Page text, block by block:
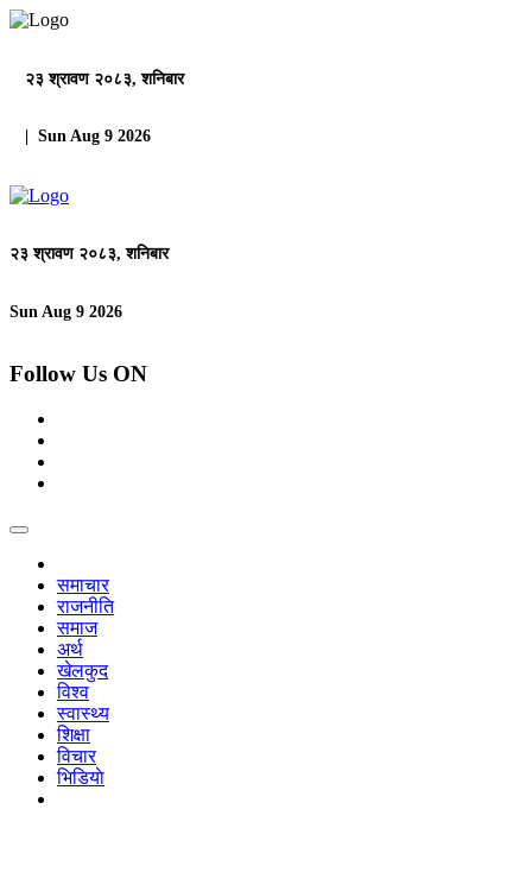
२३ श्रावण २०८३, शनिबार
| Sun Aug 9 2026
२३ श्रावण २०८३, शनिबार
Sun Aug 9 2026
Follow Us ON
समाचार
राजनीति
समाज
अर्थ
खेलकुद
विश्व
स्वास्थ्य
शिक्षा
विचार
भिडियाे